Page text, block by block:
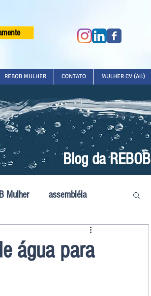
REBOB MULHER CONTATO MULHER CV (All)
Blog da REBOB
Mulher assembléia
água para